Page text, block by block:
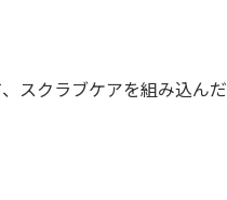
スクラブケアを組み込んだ